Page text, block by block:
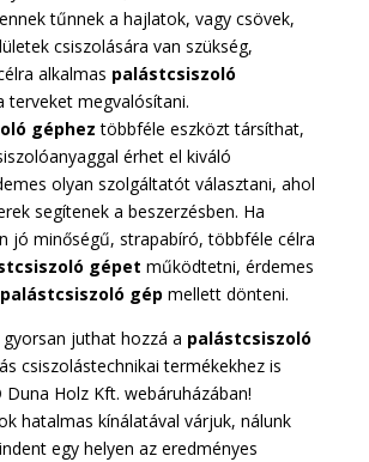
tűnnek a hajlatok, vagy csövek,
csiszolására van szükség,
alkalmas palástcsiszoló
megvalósítani.
géphez többféle eszközt társíthat,
érhet el kiváló
olyan szolgáltatót választani, ahol
segítenek a beszerzésben. Ha
jó minőségű, strapabíró, többféle célra
gépet működtetni, érdemes
palástcsiszoló gép mellett dönteni.
gyorsan juthat hozzá a palástcsiszoló
csiszolástechnikai termékekhez is
Holz Kft. webáruházában!
hatalmas kínálatával várjuk, nálunk
egy helyen az eredményes